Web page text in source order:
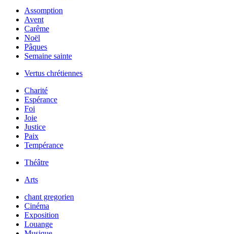
Assomption
Avent
Carême
Noël
Pâques
Semaine sainte
Vertus chrétiennes
Charité
Espérance
Foi
Joie
Justice
Paix
Tempérance
Théâtre
Arts
chant gregorien
Cinéma
Exposition
Louange